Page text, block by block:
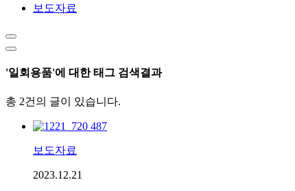
보도자료
'일회용품'에 대한 태그 검색결과
총 2건의 글이 있습니다.
보도자료
2023.12.21